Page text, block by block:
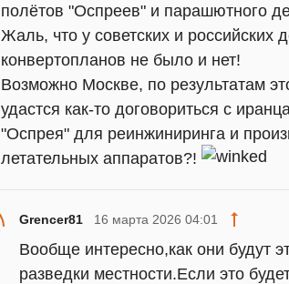
полётов "Оспреев" и парашютного
Жаль, что у советских и российских
конвертопланов не было и нет!
Возможно Москве, по результатам
удастся как-то договориться с
"Оспрея" для реинжиниринга и
летательных аппаратов?!
Grencer81 16 марта 2026 04:01
Вообще интересно,как они будут
разведки местности.Если это